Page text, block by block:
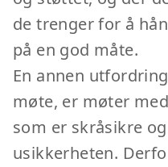
de trenger for å
på en god måte.
En annen
møte, er møter
som er skråsikre
usikkerheten.